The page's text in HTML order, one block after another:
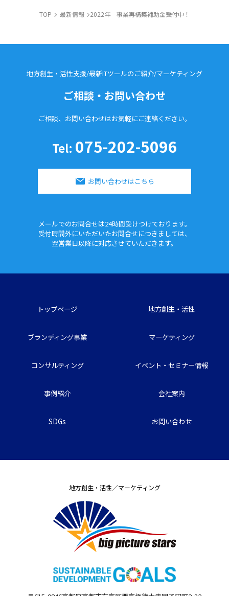
TOP 最新情報 2022年 事業再構築補助金受付中！
地方創生・活性支援/最新ITツールのご紹介/マーケティング
ご相談・お問い合わせ
ご相談、お問い合わせはお気軽にご連絡ください。
Tel: 075-202-5096
お問い合わせはこちら
メールでのお問合せは24時間受けつけております。
受付時間外にいただいたお問合せにつきましては、
翌営業日以降に対応させていただきます。
トップページ 地方創生・活性
ブランディング事業 マーケティング
コンサルティング イベント・セミナー情報
事例紹介 会社案内
SDGs お問い合わせ
地方創生・活性／マーケティング